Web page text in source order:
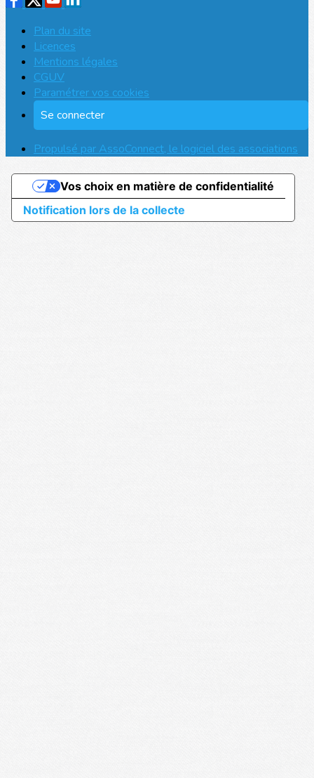
Plan du site
Licences
Mentions légales
CGUV
Paramétrer vos cookies
Se connecter
Propulsé par AssoConnect, le logiciel des associations
Notification lors de la collecte
Vos choix en matière de confidentialité